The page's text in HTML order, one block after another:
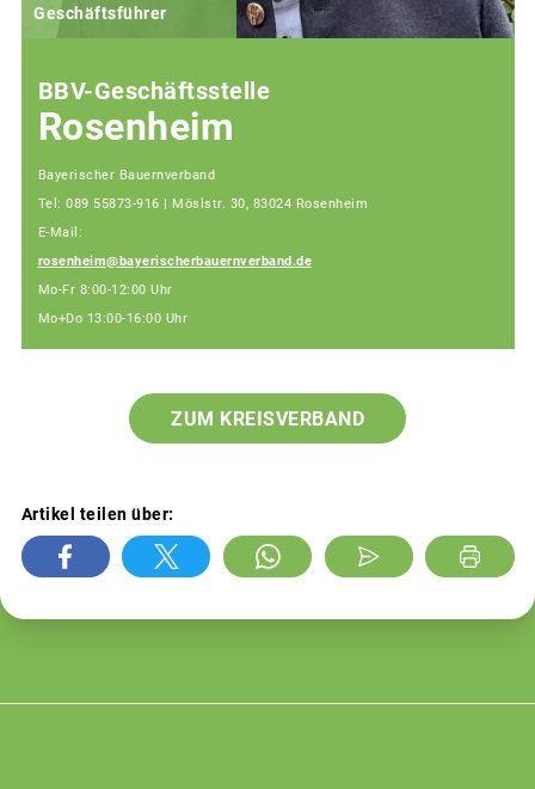
Geschäftsführer
BBV-Geschäftsstelle
Rosenheim
Bayerischer Bauernverband
Tel: 089 55873-916 | Möslstr. 30, 83024 Rosenheim
E-Mail:
rosenheim@bayerischerbauernverband.de
Mo-Fr 8:00-12:00 Uhr
Mo+Do 13:00-16:00 Uhr
ZUM KREISVERBAND
Artikel teilen über: